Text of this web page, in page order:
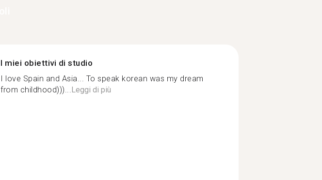
I miei obiettivi di studio
I love Spain and Asia... To speak korean was my dream
from childhood)))... Leggi di più